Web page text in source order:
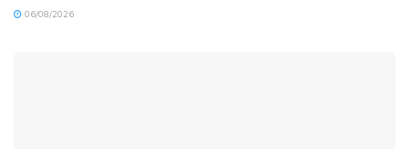
06/08/2026